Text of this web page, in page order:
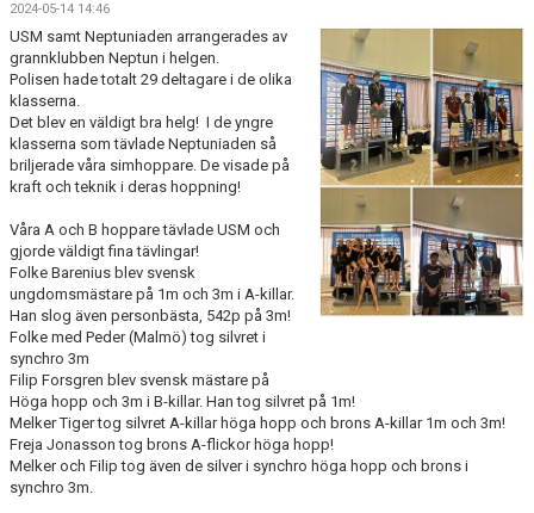
FÖRENINGSKLÄDER
PRIVATLEKTION
SKOLOR/FÖRENINGAR
PRESENTKORT
2024-05-14 14:46
USM samt Neptuniaden arrangerades av
grannklubben Neptun i helgen.
Polisen hade totalt 29 deltagare i de olika
klasserna.
Det blev en väldigt bra helg! I de yngre
klasserna som tävlade Neptuniaden så
briljerade våra simhoppare. De visade på
kraft och teknik i deras hoppning!
Våra A och B hoppare tävlade USM och
gjorde väldigt fina tävlingar!
Folke Barenius blev svensk
ungdomsmästare på 1m och 3m i A-killar.
Han slog även personbästa, 542p på 3m!
Folke med Peder (Malmö) tog silvret i
synchro 3m
Filip Forsgren blev svensk mästare på
Höga hopp och 3m i B-killar. Han tog silvret på 1m!
Melker Tiger tog silvret A-killar höga hopp och brons A-killar 1m och 3m!
Freja Jonasson tog brons A-flickor höga hopp!
Melker och Filip tog även de silver i synchro höga hopp och brons i
synchro 3m.